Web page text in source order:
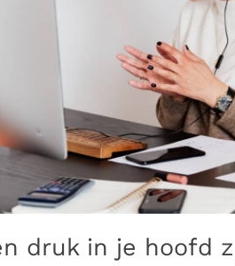
druk in je hoofd